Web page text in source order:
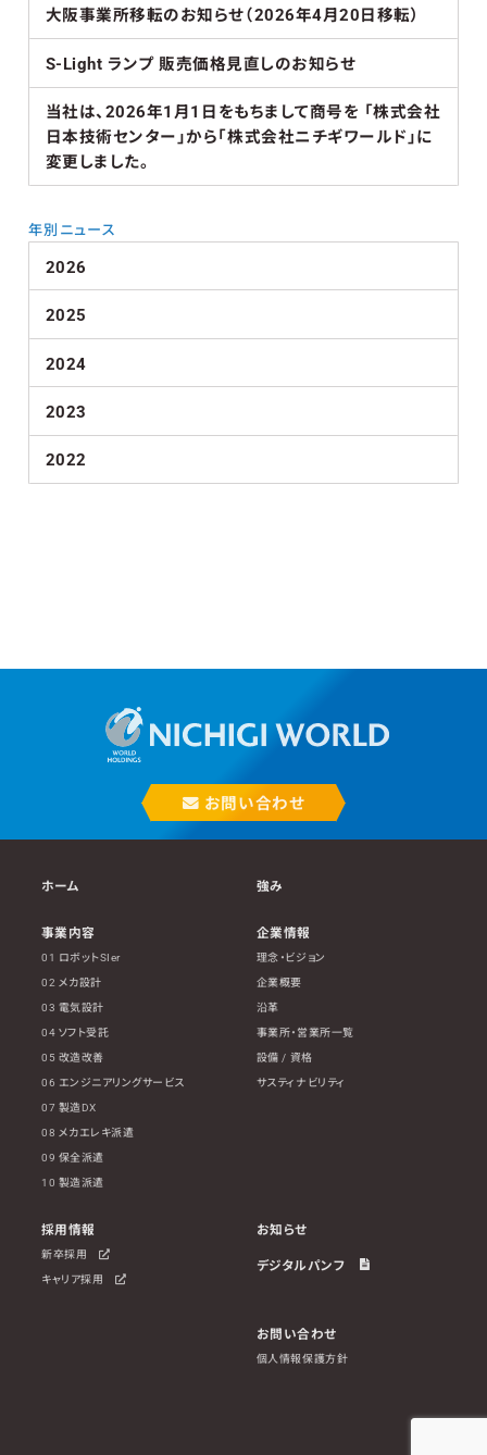
大阪事業所移転のお知らせ（2026年4月20日移転）
S-Light ランプ 販売価格見直しのお知らせ
当社は、2026年1月1日をもちまして商号を 「株式会社
日本技術センター」から「株式会社ニチギワールド」に
変更しました。
年別ニュース
2026
2025
2024
2023
2022
お問い合わせ
ホーム 強み
事業内容
01 ロボットSIer
02 メカ設計
03 電気設計
04 ソフト受託
05 改造改善
06 エンジニアリングサービス
07 製造DX
08 メカエレキ派遣
09 保全派遣
10 製造派遣
企業情報
理念・ビジョン
企業概要
沿革
事業所・営業所一覧
設備 / 資格
サスティナビリティ
採用情報
新卒採用
キャリア採用
お知らせ
デジタルパンフ
お問い合わせ
個人情報保護方針